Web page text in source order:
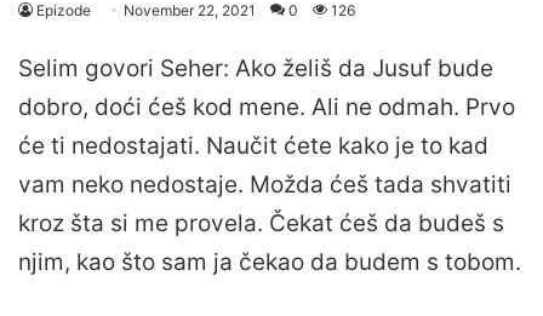
Epizode November 22, 2021 0 126
Selim govori Seher: Ako želiš da Jusuf bude
dobro, doći ćeš kod mene. Ali ne odmah. Prvo
će ti nedostajati. Naučit ćete kako je to kad
vam neko nedostaje. Možda ćeš tada shvatiti
kroz šta si me provela. Čekat ćeš da budeš s
njim, kao što sam ja čekao da budem s tobom.